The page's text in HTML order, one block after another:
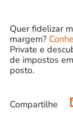
Quer fidelizar
margem?
Private e
de impostos
posto.
Compartilhe